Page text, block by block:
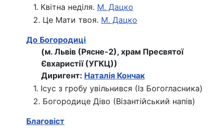
1. Квітна неділя. М. Дацко
2. Це Мати твоя. М. Дацко
До Богородиці
(м. Львів (Рясне-2), храм Пресвятої
Євхаристії (УГКЦ))
Диригент: Наталія Кончак
1. Ісус з гробу увільнився (Із Богогласника)
2. Богородице Діво (Візантійський напів)
Благовіст